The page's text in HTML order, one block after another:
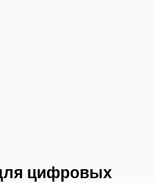
цифровых